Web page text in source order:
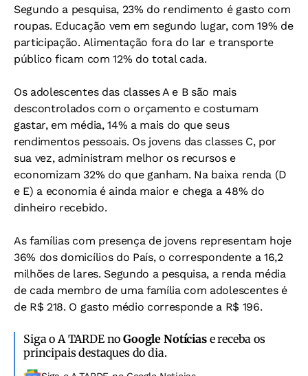
Segundo a pesquisa, 23% do rendimento é gasto com
roupas. Educação vem em segundo lugar, com 19% de
participação. Alimentação fora do lar e transporte
público ficam com 12% do total cada.
Os adolescentes das classes A e B são mais
descontrolados com o orçamento e costumam
gastar, em média, 14% a mais do que seus
rendimentos pessoais. Os jovens das classes C, por
sua vez, administram melhor os recursos e
economizam 32% do que ganham. Na baixa renda (D
e E) a economia é ainda maior e chega a 48% do
dinheiro recebido.
As famílias com presença de jovens representam hoje
36% dos domicílios do País, o correspondente a 16,2
milhões de lares. Segundo a pesquisa, a renda média
de cada membro de uma família com adolescentes é
de R$ 218. O gasto médio corresponde a R$ 196.
Siga o A TARDE noGoogle Notíciase receba os
principais destaques do dia.